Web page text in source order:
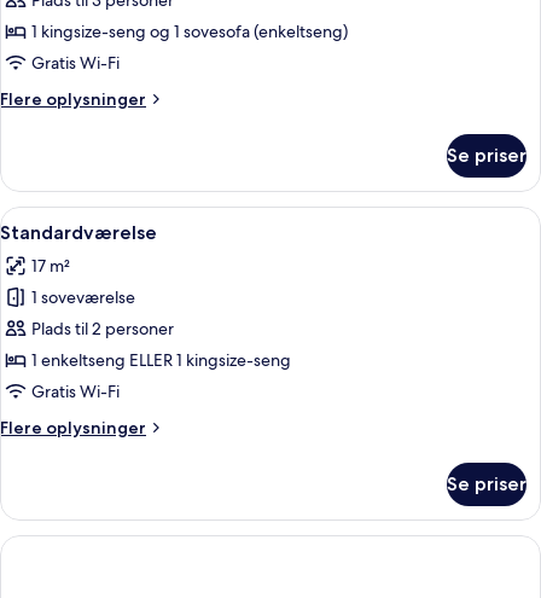
-
1
seng
1 kingsize-seng og 1 sovesofa (enkeltseng)
Gratis Wi-Fi
Flere oplysninger
Flere
-
kingsize-
med
sovesofa
Se priser
Indlæs
alle
billeder
af
Standardværelse
Et hotelværelse med en seng, et
6
Standardværelse
17 m²
1 soveværelse
Plads til 2 personer
1 enkeltseng ELLER 1 kingsize-seng
Gratis Wi-Fi
Flere oplysninger
Flere
Se priser